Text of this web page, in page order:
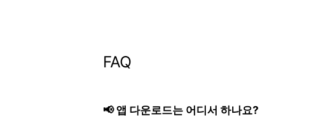
FAQ
📢 앱 다운로드는 어디서 하나요?